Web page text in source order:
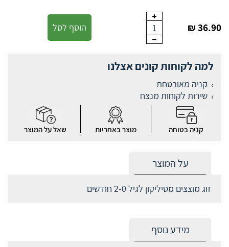
36.90 ₪
1 הוסף לסל
למה לקוחות קונים אצלנו
קניה מאובטחת
שירות לקוחות מנצח
קניה בטוחה מוצר באחריות שאל על המוצר
על המוצר
זוג מוצצים מסיליקון לגיל 2-0 חודשים
מידע נוסף